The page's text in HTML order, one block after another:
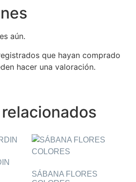
aún.
que hayan comprado
hacer una valoración.
SÁBANA FLORES